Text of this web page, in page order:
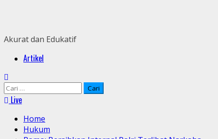
Akurat dan Edukatif
PrimaryArtikel
Cari
untuk:
Live
Home
Hukum